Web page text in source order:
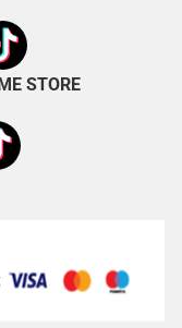
STORE